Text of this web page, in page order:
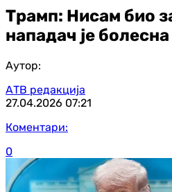
Трамп: Нисам био
нападач је
Аутор:
АТВ редакција
27.04.2026 07:21
Коментари:
0